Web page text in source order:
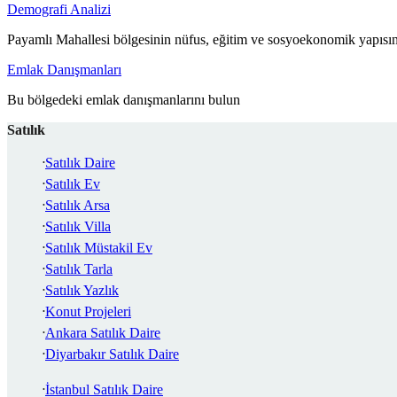
Demografi Analizi
Payamlı Mahallesi bölgesinin nüfus, eğitim ve sosyoekonomik
Emlak Danışmanları
Bu bölgedeki emlak danışmanlarını bulun
Satılık
Satılık Daire
Satılık Ev
Satılık Arsa
Satılık Villa
Satılık Müstakil Ev
Satılık Tarla
Satılık Yazlık
Konut Projeleri
Ankara Satılık Daire
Diyarbakır Satılık Daire
İstanbul Satılık Daire